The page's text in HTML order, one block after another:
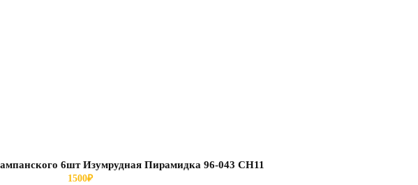
6шт Изумрудная Пирамидка 96-043 СН11
1500₽